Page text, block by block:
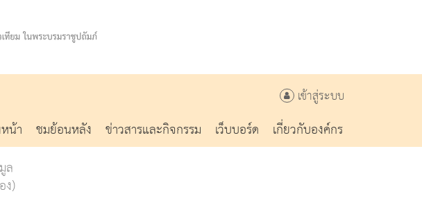
เข้าสู่ระบบ
น้า ชมย้อนหลัง ข่าวสารและกิจกรรม เว็บบอร์ด
เกี่ยวกับองค์กร
ล
ง)